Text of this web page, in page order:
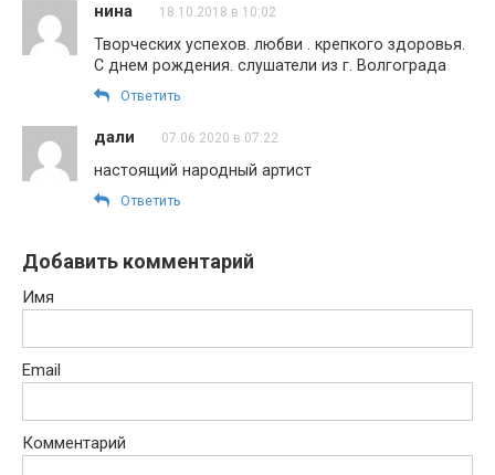
нина 18.10.2018 в 10:02
Творческих успехов. любви . крепкого здоровья.
С днем рождения. слушатели из г. Волгограда
Ответить
дали 07.06.2020 в 07:22
настоящий народный артист
Ответить
Добавить комментарий
Имя
Email
Комментарий